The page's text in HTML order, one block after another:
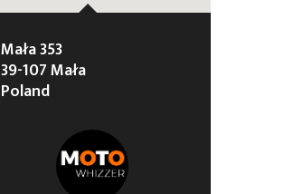
Mała 353
39-107 Mała
Poland